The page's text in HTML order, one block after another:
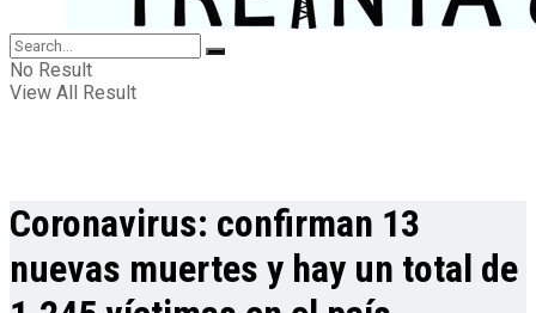
No Result
View All Result
Coronavirus: confirman 13
nuevas muertes y hay un total de